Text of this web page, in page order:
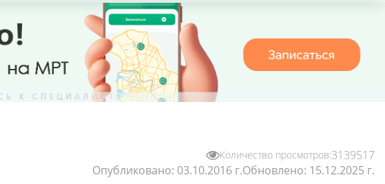
Количество просмотров:3139517
Опубликовано: 03.10.2016 г.Обновлено: 15.12.2025 г.